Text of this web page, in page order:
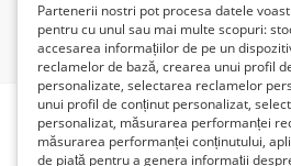
Partenerii nostri pot procesa datele
pentru cu unul sau mai multe scopuri:
accesarea informațiilor de pe un
reclamelor de bază, crearea unui profil
personalizate, selectarea reclamelor
unui profil de conținut personalizat,
personalizat, măsurarea performanței
măsurarea performanței conținutului,
de piață pentru a genera informații
PARTENERII NOȘTRI